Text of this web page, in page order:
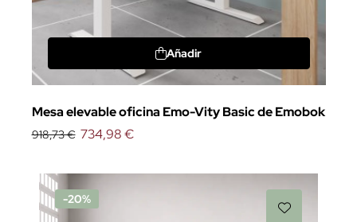
Añadir
Mesa elevable oficina Emo-Vity Basic de Emobok
918,73 € 734,98 €
-20%